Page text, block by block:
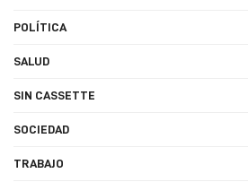
POLÍTICA
SALUD
SIN CASSETTE
SOCIEDAD
TRABAJO